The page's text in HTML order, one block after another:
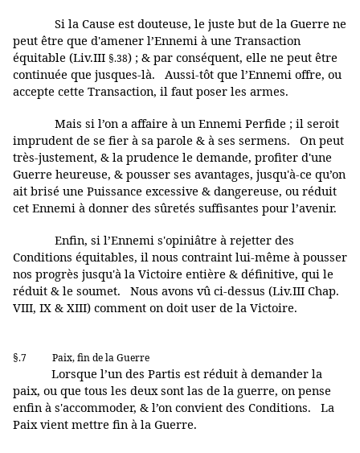
Si la Cause est douteuse, le juste but de la Guerre ne
peut être que d'amener l’Ennemi à une Transaction
équitable (Liv.III §.38) ; & par conséquent, elle ne peut être
continuée que jusques-là. Aussi-tôt que l’Ennemi offre, ou
accepte cette Transaction, il faut poser les armes.
Mais si l’on a affaire à un Ennemi Perfide ; il seroit
imprudent de se fier à sa parole & à ses sermens. On peut
très-justement, & la prudence le demande, profiter d'une
Guerre heureuse, & pousser ses avantages, jusqu'à-ce qu’on
ait brisé une Puissance excessive & dangereuse, ou réduit
cet Ennemi à donner des sûretés suffisantes pour l’avenir.
Enfin, si l’Ennemi s'opiniâtre à rejetter des
Conditions équitables, il nous contraint lui-même à pousser
nos progrès jusqu'à la Victoire entière & définitive, qui le
réduit & le soumet. Nous avons vû ci-dessus (Liv.III Chap.
VIII, IX & XIII) comment on doit user de la Victoire.
§.7 Paix, fin de la Guerre
Lorsque l’un des Partis est réduit à demander la
paix, ou que tous les deux sont las de la guerre, on pense
enfin à s'accommoder, & l’on convient des Conditions. La
Paix vient mettre fin à la Guerre.